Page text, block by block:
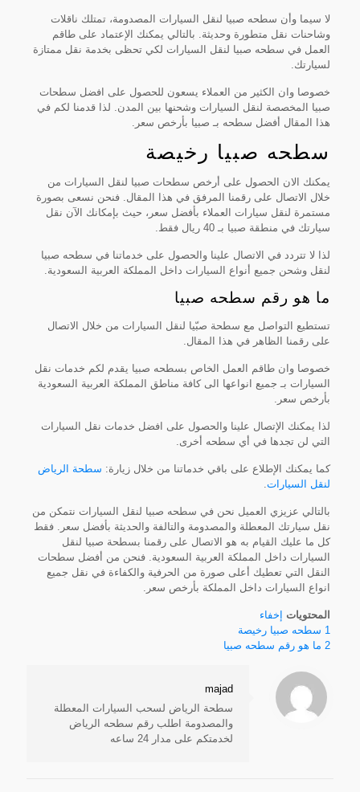
لا سيما وأن سطحه صبيا لنقل السيارات المصدومة، تمتلك ناقلات
وشاحنات نقل متطورة وحديثة. بالتالي يمكنك الإعتماد على طاقم
العمل في سطحه صبيا لنقل السيارات لكي تحظى بخدمة نقل ممتازة
لسيارتك.
خصوصا وان الكثير من العملاء يسعون للحصول على افضل سطحات
صبيا المخصصة لنقل السيارات وشحنها بين المدن. لذا قدمنا لكم في
هذا المقال أفضل سطحه بـ صبيا بأرخص سعر.
سطحه صبيا رخيصة
يمكنك الان الحصول على أرخص سطحات صبيا لنقل السيارات من
خلال الاتصال على رقمنا المرفق في هذا المقال. فنحن نسعى بصورة
مستمرة لنقل سيارات العملاء بأفضل سعر، حيث بإمكانك الآن نقل
سيارتك في منطقة صبيا بـ 40 ريال فقط.
لذا لا تتردد في الاتصال علينا والحصول على خدماتنا في سطحه صبيا
لنقل وشحن جميع أنواع السيارات داخل المملكة العربية السعودية.
ما هو رقم سطحه صبيا
تستطيع التواصل مع سطحة صبّيا لنقل السيارات من خلال الاتصال
على رقمنا الظاهر في هذا المقال.
خصوصا وان طاقم العمل الخاص بسطحه صبيا يقدم لكم خدمات نقل
السيارات بـ جميع انواعها الى كافة مناطق المملكة العربية السعودية
بأرخص سعر.
لذا يمكنك الإتصال علينا والحصول على افضل خدمات نقل السيارات
التي لن تجدها في أي سطحه أخرى.
كما يمكنك الإطلاع على باقي خدماتنا من خلال زيارة: سطحة الرياض
لنقل السيارات.
بالتالي عزيزي العميل نحن في سطحه صبيا لنقل السيارات نتمكن من
نقل سيارتك المعطلة والمصدومة والتالفة والحديثة بأفضل سعر. فقط
كل ما عليك القيام به هو الاتصال على رقمنا بسطحة صبيا لنقل
السيارات داخل المملكة العربية السعودية. فنحن من أفضل سطحات
النقل التي تعطيك أعلى صورة من الحرفية والكفاءة في نقل جميع
انواع السيارات داخل المملكة بأرخص سعر.
المحتويات إخفاء
1 سطحه صبيا رخيصة
2 ما هو رقم سطحه صبيا
majad
سطحة الرياض لسحب السيارات المعطلة
والمصدومة اطلب رقم سطحه الرياض
لخدمتكم على مدار 24 ساعه